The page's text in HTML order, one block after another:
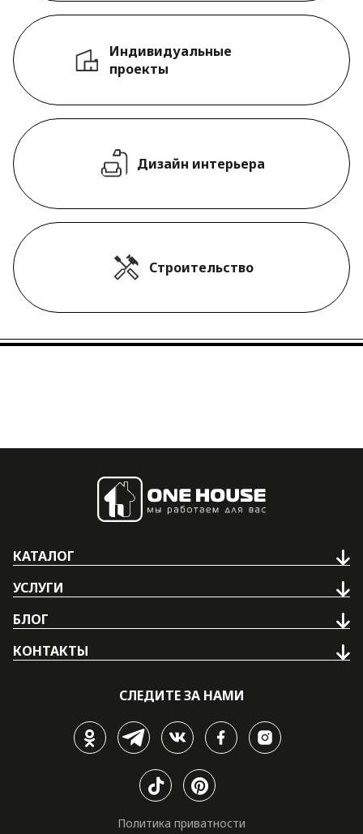
Индивидуальные
проекты
Дизайн интерьера
Строительство
КАТАЛОГ
УСЛУГИ
БЛОГ
КОНТАКТЫ
СЛЕДИТЕ ЗА НАМИ
Политика приватности